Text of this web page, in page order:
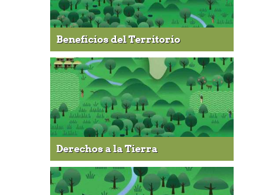
Beneficios del Territorio
Derechos a la Tierra